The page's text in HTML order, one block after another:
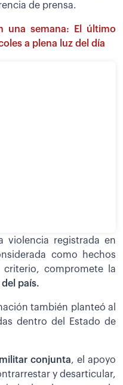
de prensa.
una semana: El último
a plena luz del día
violencia registrada en
como hechos
compromete la
país.
también planteó al
dentro del Estado de
conjunta, el apoyo
y desarticular,